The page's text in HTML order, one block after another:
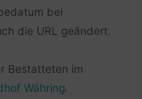
bei
die URL geändert.
Bestatteten im
Währing